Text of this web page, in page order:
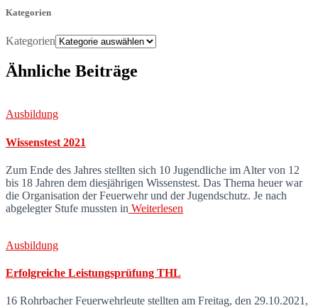
Kategorien
Kategorien
Ähnliche Beiträge
Ausbildung
Wissenstest 2021
Zum Ende des Jahres stellten sich 10 Jugendliche im Alter von 12
bis 18 Jahren dem diesjährigen Wissenstest. Das Thema heuer war
die Organisation der Feuerwehr und der Jugendschutz. Je nach
abgelegter Stufe mussten in Weiterlesen
Ausbildung
Erfolgreiche Leistungsprüfung THL
16 Rohrbacher Feuerwehrleute stellten am Freitag, den 29.10.2021,